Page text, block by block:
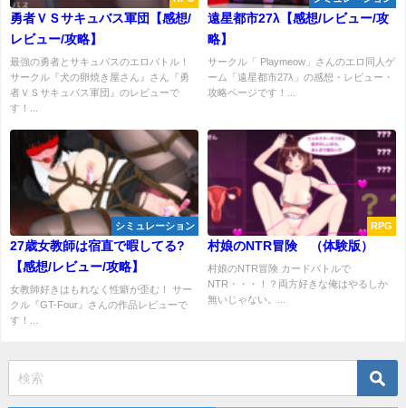
勇者ＶＳサキュバス軍団【感想/
レビュー/攻略】
最強の勇者とサキュバスのエロバトル！
サークル『犬の卵焼き屋さん』さん『勇
者ＶＳサキュバス軍団』のレビューで
す！...
遠星都市27λ【感想/レビュー/攻
略】
サークル「 Playmeow」さんのエロ同人ゲ
ーム「遠星都市27λ」の感想・レビュー・
攻略ページです！...
シミュレーション
27歳女教師は宿直で暇してる?
【感想/レビュー/攻略】
女教師好きはもれなく性癖が歪む！ サー
クル『GT-Four』さんの作品レビューで
す！...
RPG
村娘のNTR冒険 （体験版）
村娘のNTR冒険 カードバトルで
NTR・・・！？両方好きな俺はやるしか
無いじゃない。...